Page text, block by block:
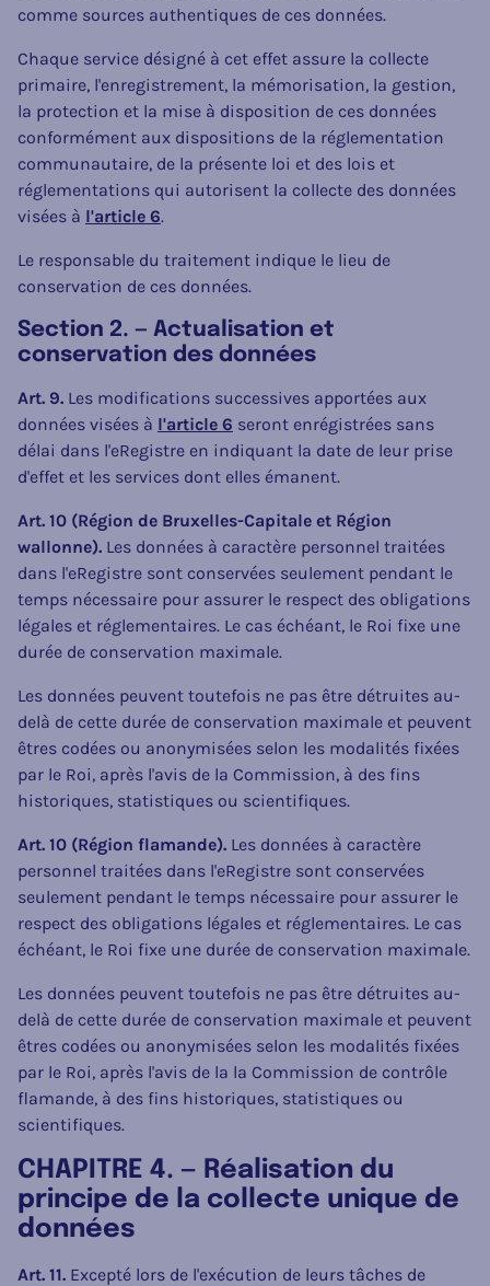
comme sources authentiques de ces données.
Chaque service désigné à cet effet assure la collecte
primaire, l'enregistrement, la mémorisation, la gestion,
la protection et la mise à disposition de ces données
conformément aux dispositions de la réglementation
communautaire, de la présente loi et des lois et
réglementations qui autorisent la collecte des données
visées à l'article 6.
Le responsable du traitement indique le lieu de
conservation de ces données.
Section 2. — Actualisation et
conservation des données
Art. 9. Les modifications successives apportées aux
données visées à l'article 6 seront enrégistrées sans
délai dans l'eRegistre en indiquant la date de leur prise
d'effet et les services dont elles émanent.
Art. 10 (Région de Bruxelles-Capitale et Région
wallonne). Les données à caractère personnel traitées
dans l'eRegistre sont conservées seulement pendant le
temps nécessaire pour assurer le respect des obligations
légales et réglementaires. Le cas échéant, le Roi fixe une
durée de conservation maximale.
Les données peuvent toutefois ne pas être détruites au-
delà de cette durée de conservation maximale et peuvent
êtres codées ou anonymisées selon les modalités fixées
par le Roi, après l'avis de la Commission, à des fins
historiques, statistiques ou scientifiques.
Art. 10 (Région flamande). Les données à caractère
personnel traitées dans l'eRegistre sont conservées
seulement pendant le temps nécessaire pour assurer le
respect des obligations légales et réglementaires. Le cas
échéant, le Roi fixe une durée de conservation maximale.
Les données peuvent toutefois ne pas être détruites au-
delà de cette durée de conservation maximale et peuvent
êtres codées ou anonymisées selon les modalités fixées
par le Roi, après l'avis de la la Commission de contrôle
flamande, à des fins historiques, statistiques ou
scientifiques.
CHAPITRE 4. — Réalisation du
principe de la collecte unique de
données
Art. 11. Excepté lors de l'exécution de leurs tâches de